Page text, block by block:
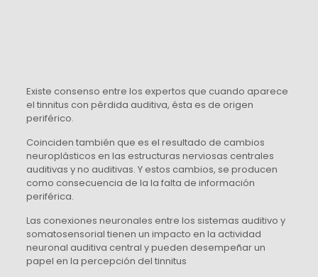
Existe consenso entre los expertos que cuando aparece
el tinnitus con pérdida auditiva, ésta es de origen
periférico.
Coinciden también que es el resultado de cambios
neuroplásticos en las estructuras nerviosas centrales
auditivas y no auditivas. Y estos cambios, se producen
como consecuencia de la la falta de información
periférica.
Las conexiones neuronales entre los sistemas auditivo y
somatosensorial tienen un impacto en la actividad
neuronal auditiva central y pueden desempeñar un
papel en la percepción del tinnitus